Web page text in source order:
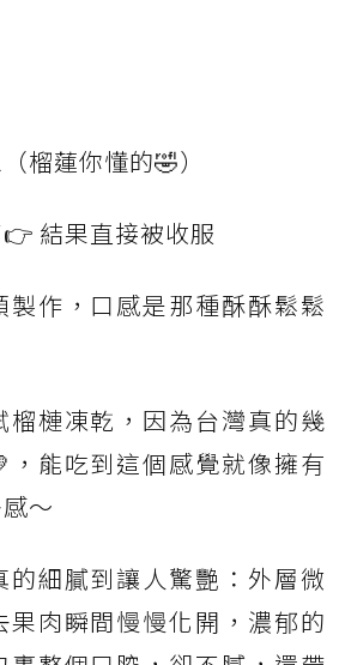
榴蓮你懂的🤣）
結果直接被收服
製作，口感是那種酥酥鬆鬆
榴槤凍乾，因為台灣真的幾
，能吃到這個感覺就像擁有
～
的細膩到讓人驚艷：外層微
果肉瞬間慢慢化開，濃郁的